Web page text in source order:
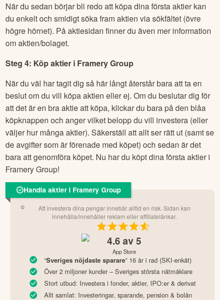
När du sedan börjar bli redo att köpa dina första aktier kan
du enkelt och smidigt söka fram aktien via sökfältet (övre
högre hörnet). På aktiesidan finner du även mer information
om aktien/bolaget.
Steg 4: Köp aktier i Framery Group
När du väl har tagit dig så här långt återstår bara att ta en
beslut om du vill köpa aktien eller ej. Om du beslutar dig för
att det är en bra aktie att köpa, klickar du bara på den blåa
köpknappen och anger vilket belopp du vill investera (eller
väljer hur många aktier). Säkerställ att allt ser rätt ut (samt se
de avgifter som är förenade med köpet) och sedan är det
bara att genomföra köpet. Nu har du köpt dina första aktier i
Framery Group!
Handla aktier i Framery Group
Att investera dina pengar innebär alltid en risk. Sidan kan
innehålla/innehåller reklam eller affiliatelänkar.
4.6 av 5
App Store
“Sveriges nöjdaste sparare” 16 år i rad (SKI-enkät)
Över 2 miljoner kunder – Sveriges största nätmäklare
Stort utbud: Investera i fonder, aktier, IPO:er & derivat
Allt samlat: Investeringar, sparande, pension & bolån